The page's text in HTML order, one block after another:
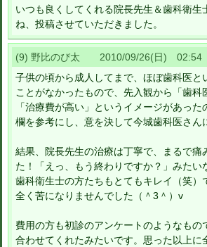
いつも良くしてくれる院長先生＆歯科衛生
ね、投稿させていただきました。
(9) 野比のび太 2010/09/26(日) 02:54
子供の頃から成人してまで、ほぼ歯科医と
ことがなかったもので、先入観から「歯科
「治療費が高い」というイメージがあっ
欄を参考にし、意を決して今城歯科医さん
結果、院長先生の治療は丁寧で、まるで痛
た！「えっ、もう終わりですか？」みたい
歯科衛生士の方たちもとてもキレイ（笑）
全く苦になりませんでした（＾3＾）v
費用の方も初診のアンケートのようなもの
合わせてくれたみたいです。思った以上に